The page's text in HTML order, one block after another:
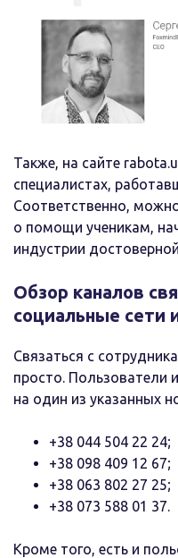
Также, на сайте
специалистах,
Соответственно,
о помощи ученикам,
индустрии
Обзор каналов
социальные сети
Связаться с
просто. Пользователи
на один из указанных
+38 044 504 22 24;
+38 098 409 12 67;
+38 063 802 27 25;
+38 073 588 01 37.
Кроме того, есть и